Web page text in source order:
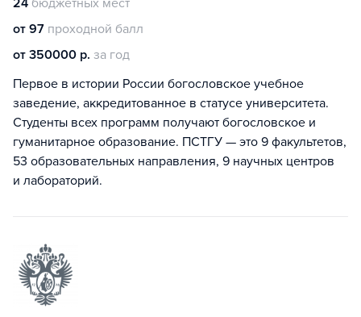
24 бюджетных мест
от 97 проходной балл
от 350000 р. за год
Первое в истории России богословское учебное
заведение, аккредитованное в статусе университета.
Студенты всех программ получают богословское и
гуманитарное образование. ПСТГУ — это 9 факультетов,
53 образовательных направления, 9 научных центров
и лабораторий.